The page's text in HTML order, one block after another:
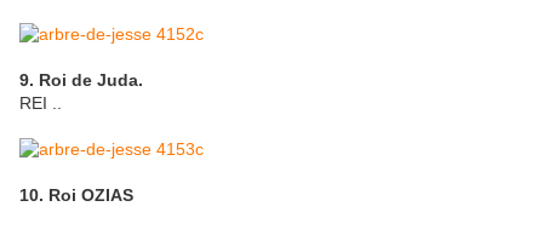
9. Roi de Juda.
REI ..
10. Roi OZIAS